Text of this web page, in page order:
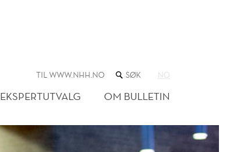
TIL WWW.NHH.NO SØK
NETTSTEDET
NO
EKSPERTUTVALG OM BULLETIN